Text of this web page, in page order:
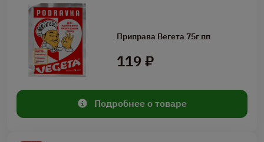
Приправа Вегета 75г пп
119 ₽
Подробнее о товаре